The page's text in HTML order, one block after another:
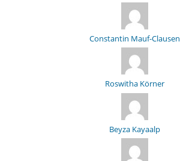
Constantin Mauf-Clausen
Roswitha Körner
Beyza Kayaalp